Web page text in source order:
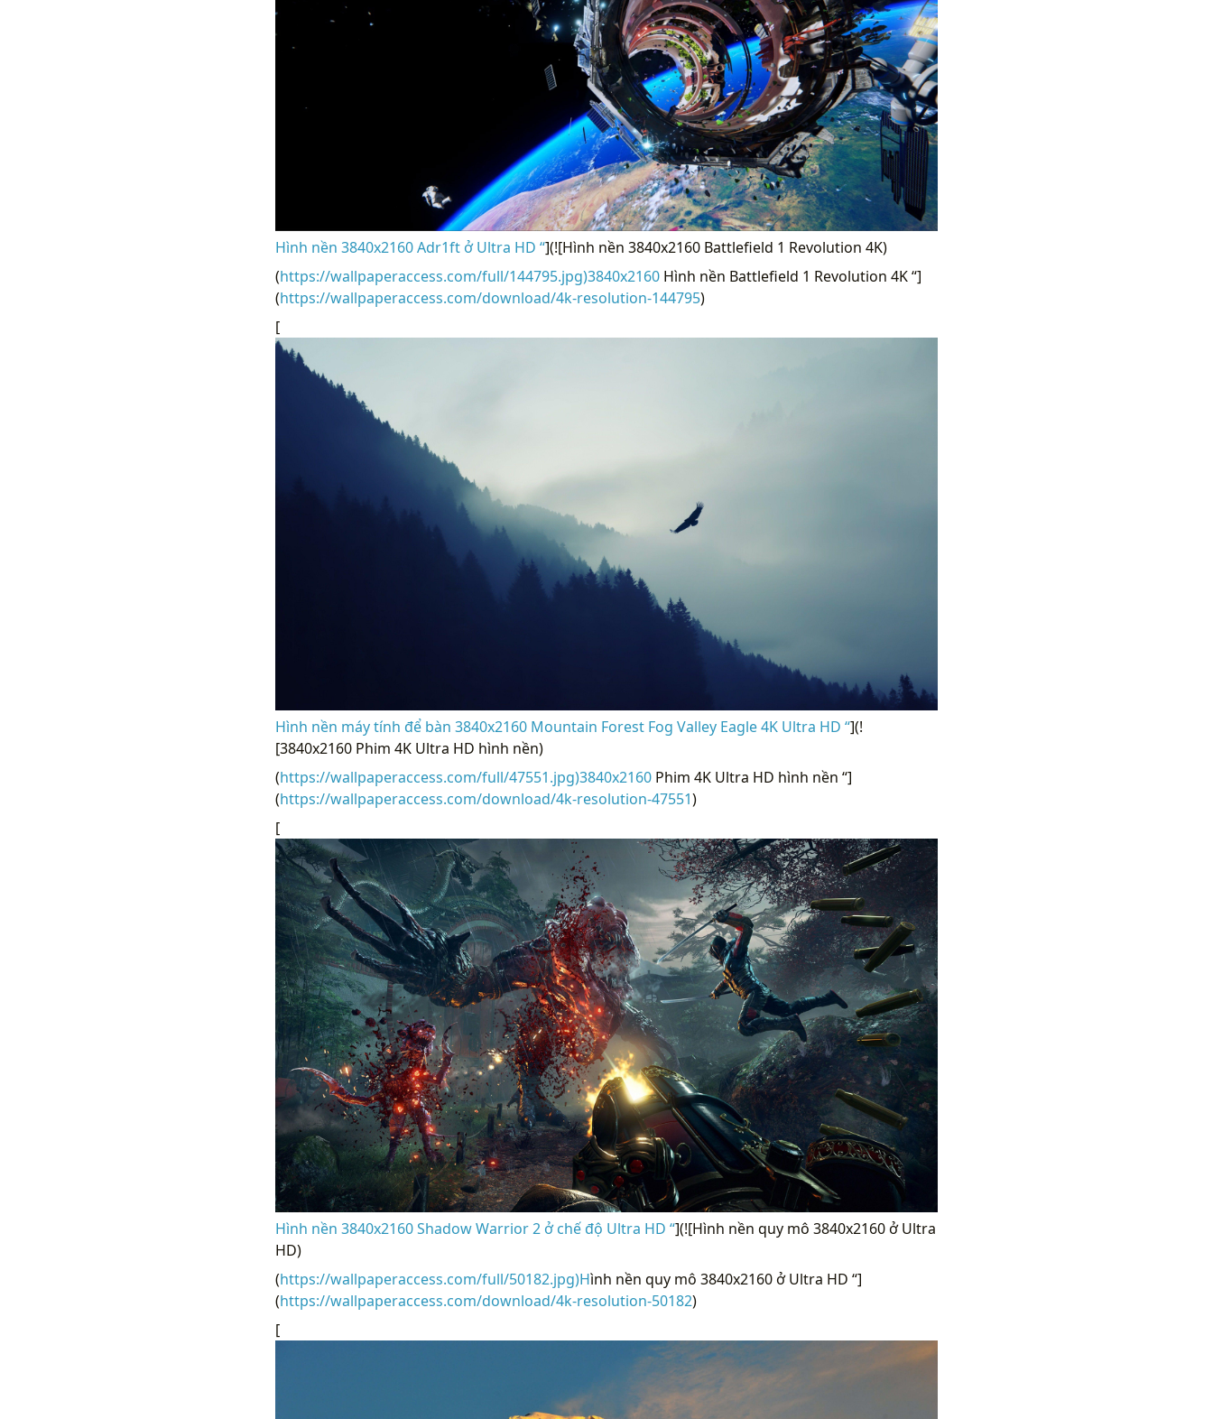
Hình nền 3840x2160 Adr1ft ở Ultra HD “](![Hình nền 3840x2160 Battlefield 1 Revolution 4K)
(https://wallpaperaccess.com/full/144795.jpg)3840x2160Hình nền Battlefield 1 Revolution 4K “]
(https://wallpaperaccess.com/download/4k-resolution-144795)
[
Hình nền máy tính để bàn 3840x2160 Mountain Forest Fog Valley Eagle 4K Ultra HD “](!
[3840x2160 Phim 4K Ultra HD hình nền)
(https://wallpaperaccess.com/full/47551.jpg)3840x2160Phim 4K Ultra HD hình nền “]
(https://wallpaperaccess.com/download/4k-resolution-47551)
[
Hình nền 3840x2160 Shadow Warrior 2 ở chế độ Ultra HD “](![Hình nền quy mô 3840x2160 ở Ultra
HD)
(https://wallpaperaccess.com/full/50182.jpg)Hình nền quy mô 3840x2160 ở Ultra HD “]
(https://wallpaperaccess.com/download/4k-resolution-50182)
[